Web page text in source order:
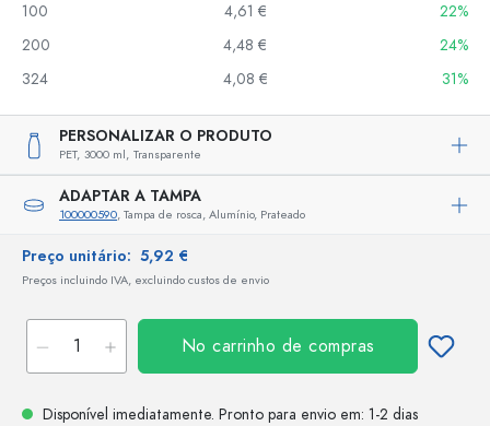
100
4,61 €
22%
200
4,48 €
24%
324
4,08 € 31%
PERSONALIZAR O PRODUTO
PET, 3000 ml, Transparente
ADAPTAR A TAMPA
100000590, Tampa de rosca, Alumínio, Prateado
Preço unitário: 5,92 €
Preços incluindo IVA, excluindo custos de envio
No carrinho de compras
Disponível imediatamente. Pronto para envio em: 1-2 dias